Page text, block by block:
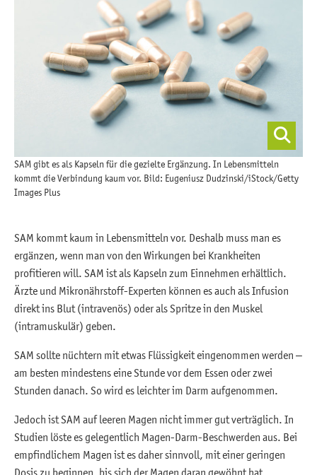
SAM gibt es als Kapseln für die gezielte Ergänzung. In Lebensmitteln
kommt die Verbindung kaum vor. Bild: Eugeniusz Dudzinski/iStock/Getty
Images Plus
SAM kommt kaum in Lebensmitteln vor. Deshalb muss man es
ergänzen, wenn man von den Wirkungen bei Krankheiten
profitieren will. SAM ist als Kapseln zum Einnehmen erhältlich.
Ärzte und Mikronährstoff-Experten können es auch als Infusion
direkt ins Blut (intravenös) oder als Spritze in den Muskel
(intramuskulär) geben.
SAM sollte nüchtern mit etwas Flüssigkeit eingenommen werden –
am besten mindestens eine Stunde vor dem Essen oder zwei
Stunden danach. So wird es leichter im Darm aufgenommen.
Jedoch ist SAM auf leeren Magen nicht immer gut verträglich. In
Studien löste es gelegentlich Magen-Darm-Beschwerden aus. Bei
empfindlichem Magen ist es daher sinnvoll, mit einer geringen
Dosis zu beginnen, bis sich der Magen daran gewöhnt hat.